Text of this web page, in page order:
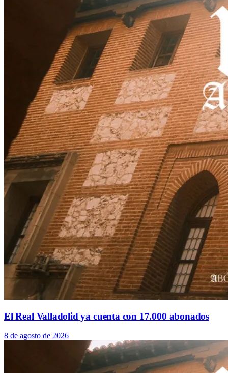
El Real Valladolid ya cuenta con 17.000 abonados
8 de agosto de 2026